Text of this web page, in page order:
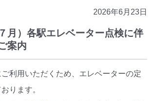
2026年6月23日
月）各駅エレベーター点検に伴
案内
利用いただくため、エレベーターの定
ります。